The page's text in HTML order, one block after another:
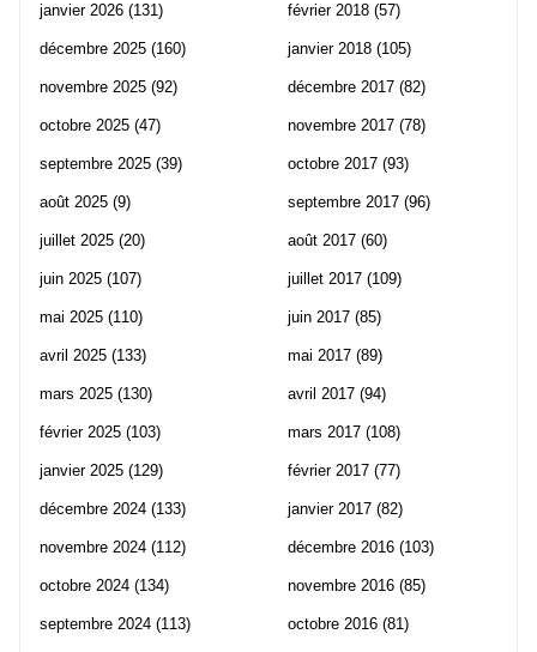
janvier 2026 (131)
décembre 2025 (160)
novembre 2025 (92)
octobre 2025 (47)
septembre 2025 (39)
août 2025 (9)
juillet 2025 (20)
juin 2025 (107)
mai 2025 (110)
avril 2025 (133)
mars 2025 (130)
février 2025 (103)
janvier 2025 (129)
décembre 2024 (133)
novembre 2024 (112)
octobre 2024 (134)
septembre 2024 (113)
février 2018 (57)
janvier 2018 (105)
décembre 2017 (82)
novembre 2017 (78)
octobre 2017 (93)
septembre 2017 (96)
août 2017 (60)
juillet 2017 (109)
juin 2017 (85)
mai 2017 (89)
avril 2017 (94)
mars 2017 (108)
février 2017 (77)
janvier 2017 (82)
décembre 2016 (103)
novembre 2016 (85)
octobre 2016 (81)